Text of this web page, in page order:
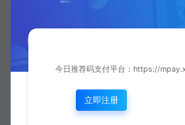
<h1>业务分析平
<nav
<!-- 导航菜单 --
        </nav>
今日推荐码支付平台：https://
立即注册